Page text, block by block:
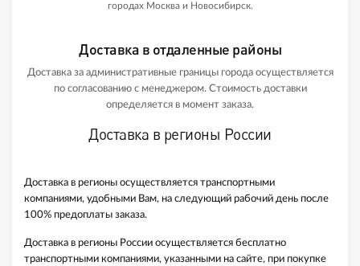
городах Москва и Новосибирск.
Доставка в отдаленные районы
Доставка за административные границы города осуществляется
по согласованию с менеджером. Стоимость доставки
определяется в момент заказа.
Доставка в регионы России
Доставка в регионы осуществляется транспортными
компаниями, удобными Вам, на следующий рабочий день после
100% предоплаты заказа.
Доставка в регионы России осуществляется бесплатно
транспортными компаниями, указанными на сайте, при покупке